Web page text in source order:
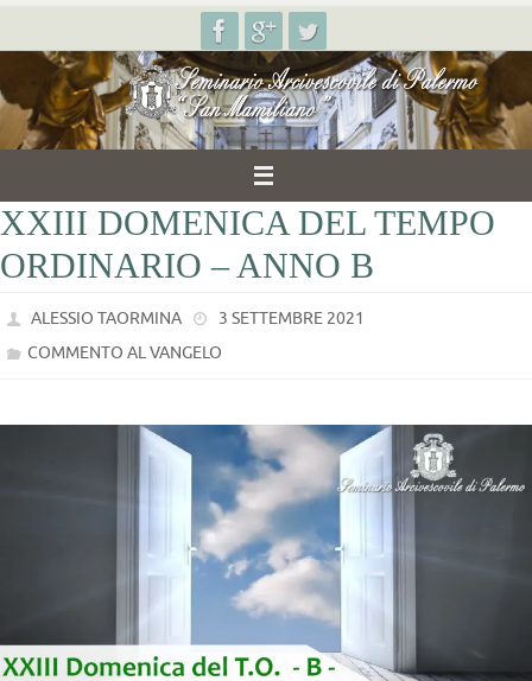
contenuto
XXIII DOMENICA DEL TEMPO
ORDINARIO – ANNO B
ALESSIO TAORMINA
3 SETTEMBRE 2021
COMMENTO AL VANGELO